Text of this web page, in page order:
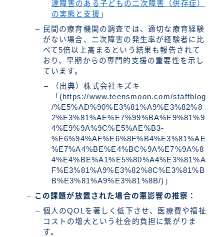
達障害のある子どもの二次障害（併存症）
の実態と支援 」
民間の療育機関の調査では、適切な療育経験
がない場合、二次障害の発生率が経験者に比
べて5倍以上高まるという結果も報告されて
おり、早期からの専門的支援の重要性を示し
ています。
（出典）株式会社キズキ
「(https://www.teensmoon.com/staffblog
/%E5%AD%90%E3%81%A9%E3%82%8
2%E3%81%AE%E7%99%BA%E9%81%9
4%E9%9A%9C%E5%AE%B3-
%E6%94%AF%E6%8F%B4%E3%81%AE
%E7%A4%BE%E4%BC%9A%E7%9A%8
4%E4%BE%A1%E5%80%A4%E3%81%A
F%E3%81%A9%E3%82%8C%E3%81%B
B%E3%81%A9%E3%81%8B/)」
この課題が放置された場合の悪影響の推察：
個人のQOLを著しく低下させ、医療費や福祉
コストの増大という社会的負担に繋がりま
す。